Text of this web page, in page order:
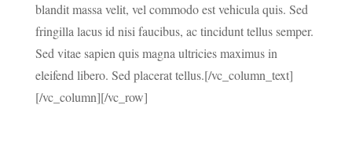
blandit massa velit, vel commodo est vehicula quis. Sed
fringilla lacus id nisi faucibus, ac tincidunt tellus semper.
Sed vitae sapien quis magna ultricies maximus in
eleifend libero. Sed placerat tellus.[/vc_column_text]
[/vc_column][/vc_row]